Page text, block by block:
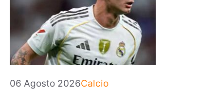
06 Agosto 2026Categorie
Calcio